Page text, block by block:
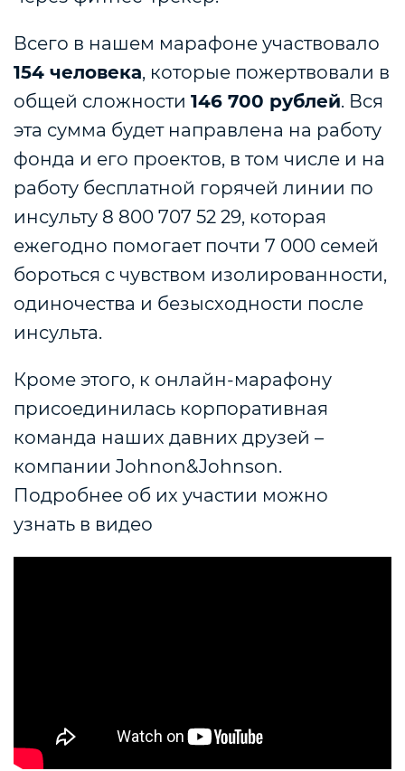
Всего в нашем марафоне участвовало
154 человека, которые пожертвовали в
общей сложности 146 700 рублей. Вся
эта сумма будет направлена на работу
фонда и его проектов, в том числе и на
работу бесплатной горячей линии по
инсульту 8 800 707 52 29, которая
ежегодно помогает почти 7 000 семей
бороться с чувством изолированности,
одиночества и безысходности после
инсульта.
Кроме этого, к онлайн-марафону
присоединилась корпоративная
команда наших давних друзей –
компании Johnon&Johnson.
Подробнее об их участии можно
узнать в видео